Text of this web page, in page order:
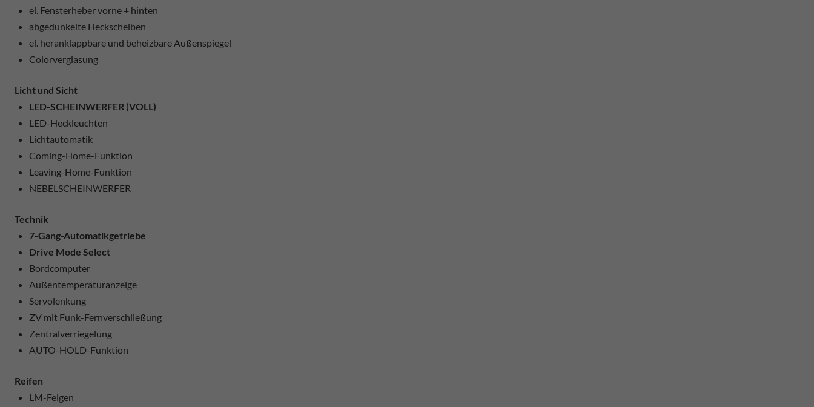
el. Fensterheber vorne + hinten
abgedunkelte Heckscheiben
el. heranklappbare und beheizbare Außenspiegel
Colorverglasung
Licht und Sicht
LED-SCHEINWERFER (VOLL)
LED-Heckleuchten
Lichtautomatik
Coming-Home-Funktion
Leaving-Home-Funktion
NEBELSCHEINWERFER
Technik
7-Gang-Automatikgetriebe
Drive Mode Select
Bordcomputer
Außentemperaturanzeige
Servolenkung
ZV mit Funk-Fernverschließung
Zentralverriegelung
AUTO-HOLD-Funktion
Reifen
LM-Felgen